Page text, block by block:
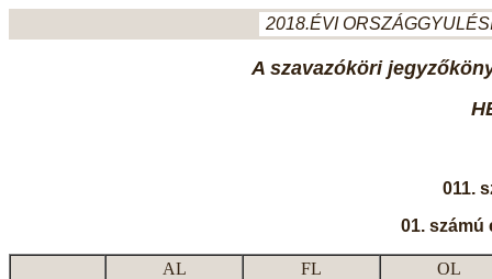
2018.ÉVI
A szavazóköri
011.
01. számú
AL FL
OL